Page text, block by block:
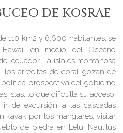
DE KOSRAE
110 km2 y 6.600 habitantes, se
en medio del Océano
ecuador. La isla es montañosa
los arrecifes de coral gozan de
prospectiva del gobierno
islas, lo que dificulta su acceso.
de excursión a las cascadas
kayak por los manglares, visitar
de piedra en Lelu. Nautilus